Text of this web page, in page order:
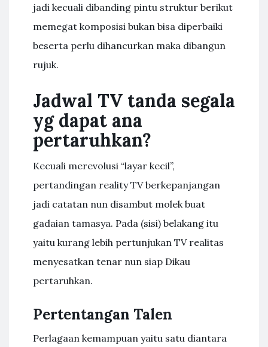
jadi kecuali dibanding pintu struktur berikut
memegat komposisi bukan bisa diperbaiki
beserta perlu dihancurkan maka dibangun
rujuk.
Jadwal TV tanda segala
yg dapat ana
pertaruhkan?
Kecuali merevolusi “layar kecil”,
pertandingan reality TV berkepanjangan
jadi catatan nun disambut molek buat
gadaian tamasya. Pada (sisi) belakang itu
yaitu kurang lebih pertunjukan TV realitas
menyesatkan tenar nun siap Dikau
pertaruhkan.
Pertentangan Talen
Perlagaan kemampuan yaitu satu diantara